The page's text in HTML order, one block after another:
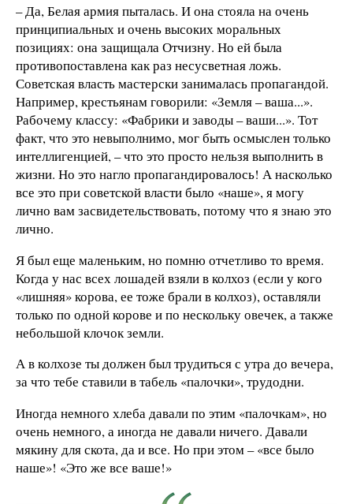
– Да, Белая армия пыталась. И она стояла на очень
принципиальных и очень высоких моральных
позициях: она защищала Отчизну. Но ей была
противопоставлена как раз несусветная ложь.
Советская власть мастерски занималась пропагандой.
Например, крестьянам говорили: «Земля – ваша...».
Рабочему классу: «Фабрики и заводы – ваши...». Тот
факт, что это невыполнимо, мог быть осмыслен только
интеллигенцией, – что это просто нельзя выполнить в
жизни. Но это нагло пропагандировалось! А насколько
все это при советской власти было «наше», я могу
лично вам засвидетельствовать, потому что я знаю это
лично.
Я был еще маленьким, но помню отчетливо то время.
Когда у нас всех лошадей взяли в колхоз (если у кого
«лишняя» корова, ее тоже брали в колхоз), оставляли
только по одной корове и по нескольку овечек, а также
небольшой клочок земли.
А в колхозе ты должен был трудиться с утра до вечера,
за что тебе ставили в табель «палочки», трудодни.
Иногда немного хлеба давали по этим «палочкам», но
очень немного, а иногда не давали ничего. Давали
мякину для скота, да и все. Но при этом – «все было
наше»! «Это же все ваше!»